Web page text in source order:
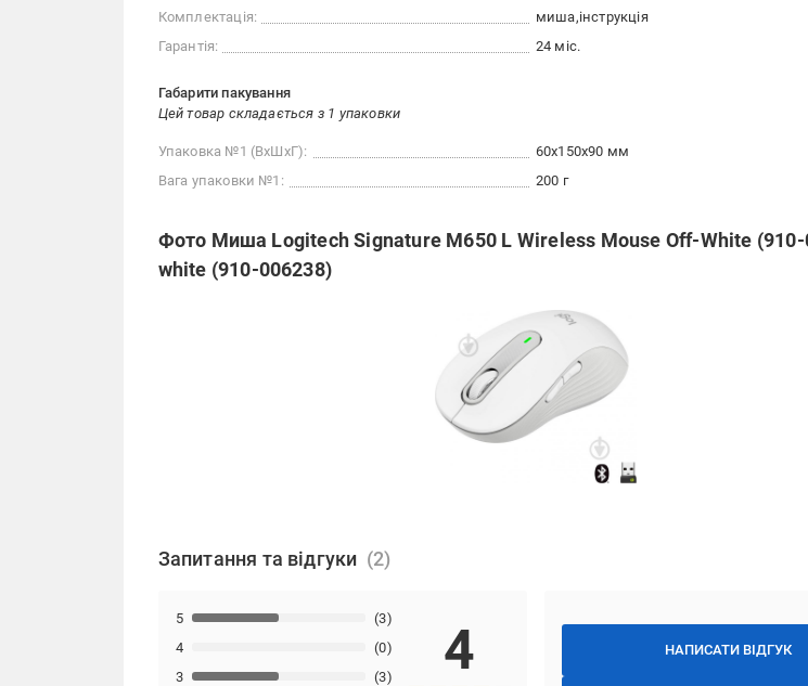
Комплектація:
миша інструкція
Гарантія:
24 міс.
Габарити пакування
Цей товар складається з 1 упаковки
Упаковка №1 (ВхШхГ):
60x150x90 мм
Вага упаковки №1:
200 г
Фото Миша Logitech Signature M650 L Wireless Mouse Off-White (910-
white (910-006238)
Запитання та відгуки
НАПИСАТИ ВІДГУК
3 (3)
4 (0)
5 (3)
4